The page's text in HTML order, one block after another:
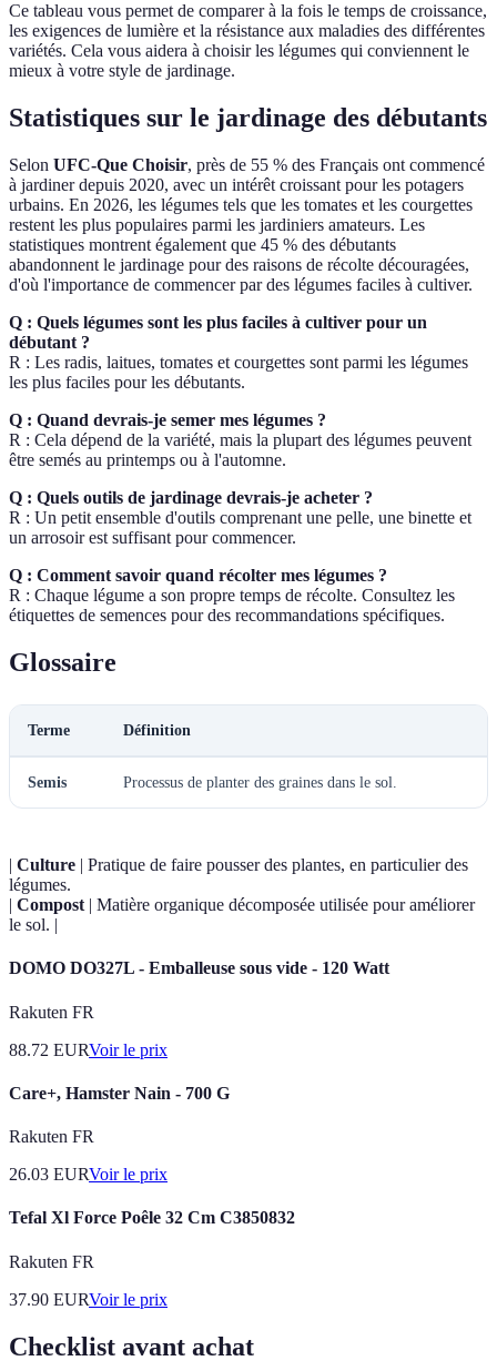
Ce tableau vous permet de comparer à la fois le temps de croissance,
les exigences de lumière et la résistance aux maladies des différentes
variétés. Cela vous aidera à choisir les légumes qui conviennent le
mieux à votre style de jardinage.
Statistiques sur le jardinage des débutants
Selon UFC-Que Choisir, près de 55 % des Français ont commencé
à jardiner depuis 2020, avec un intérêt croissant pour les potagers
urbains. En 2026, les légumes tels que les tomates et les courgettes
restent les plus populaires parmi les jardiniers amateurs. Les
statistiques montrent également que 45 % des débutants
abandonnent le jardinage pour des raisons de récolte découragées,
d'où l'importance de commencer par des légumes faciles à cultiver.
Q : Quels légumes sont les plus faciles à cultiver pour un
débutant ?
R : Les radis, laitues, tomates et courgettes sont parmi les légumes
les plus faciles pour les débutants.
Q : Quand devrais-je semer mes légumes ?
R : Cela dépend de la variété, mais la plupart des légumes peuvent
être semés au printemps ou à l'automne.
Q : Quels outils de jardinage devrais-je acheter ?
R : Un petit ensemble d'outils comprenant une pelle, une binette et
un arrosoir est suffisant pour commencer.
Q : Comment savoir quand récolter mes légumes ?
R : Chaque légume a son propre temps de récolte. Consultez les
étiquettes de semences pour des recommandations spécifiques.
Glossaire
Terme Définition
Semis Processus de planter des graines dans le sol.
| Culture | Pratique de faire pousser des plantes, en particulier des
légumes.
| Compost | Matière organique décomposée utilisée pour améliorer
le sol. |
DOMO DO327L - Emballeuse sous vide - 120 Watt
Rakuten FR
88.72 EURVoir le prix
Care+, Hamster Nain - 700 G
Rakuten FR
26.03 EURVoir le prix
Tefal Xl Force Poêle 32 Cm C3850832
Rakuten FR
37.90 EURVoir le prix
Checklist avant achat